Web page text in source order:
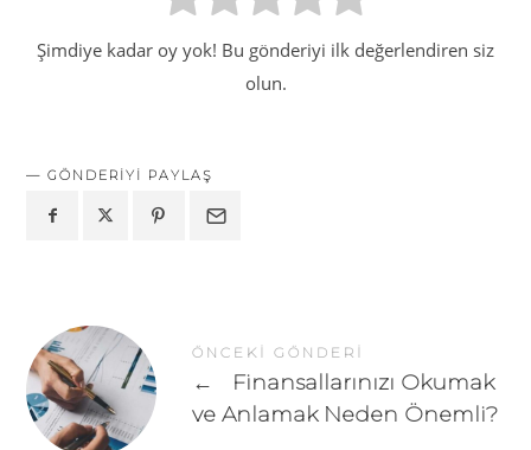
Şimdiye kadar oy yok! Bu gönderiyi ilk değerlendiren siz
olun.
GÖNDERIYI PAYLAŞ
ÖNCEKI GÖNDERI
←
Finansallarınızı Okumak
ve Anlamak Neden Önemli?